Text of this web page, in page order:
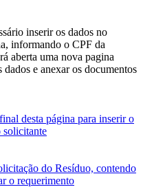
inserir os dados no
informando o CPF da
aberta uma nova pagina
e anexar os documentos
desta página para inserir o
solicitante
do Resíduo, contendo
o requerimento